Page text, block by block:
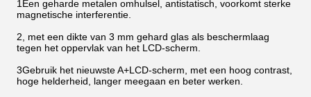
1Een geharde metalen omhulsel, antistatisch, voorkomt sterke
magnetische interferentie.
2, met een dikte van 3 mm gehard glas als beschermlaag
tegen het oppervlak van het LCD-scherm.
3Gebruik het nieuwste A+LCD-scherm, met een hoog contrast,
hoge helderheid, langer meegaan en beter werken.